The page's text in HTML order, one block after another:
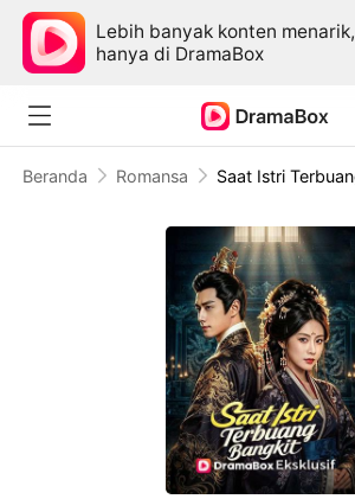
Lebih banyak konten menarik,
hanya di DramaBox
Beranda Romansa